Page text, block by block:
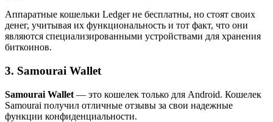
Аппаратные кошельки Ledger не бесплатны, но стоят своих
денег, учитывая их функциональность и тот факт, что они
являются специализированными устройствами для хранения
биткоинов.
3. Samourai Wallet
Samourai Wallet — это кошелек только для Android. Кошелек
Samourai получил отличные отзывы за свои надежные
функции конфиденциальности.